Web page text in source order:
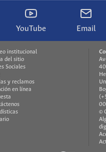
YouTube Email
institucional
del sitio
Sociales
y reclamos
en línea
©